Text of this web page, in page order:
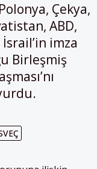
Çekya,
ABD,
imza
Birleşmiş